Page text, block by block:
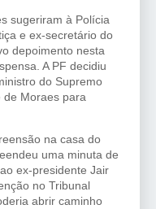
sugeriram à Polícia
e ex-secretário do
depoimento nesta
A PF decidiu
do Supremo
de Moraes para
na casa do
uma minuta de
ex-presidente Jair
no Tribunal
abrir caminho